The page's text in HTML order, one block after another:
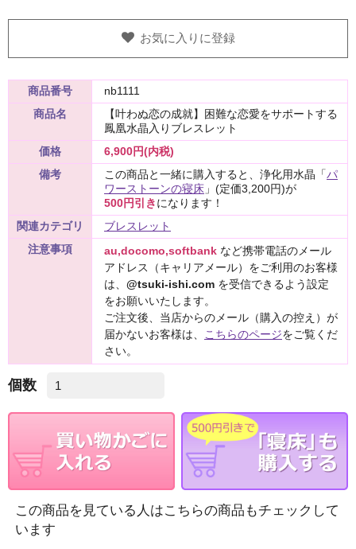
お気に入りに登録
商品番号
nb1111
商品名
【叶わぬ恋の成就】困難な恋愛をサポートする
鳳凰水晶入りブレスレット
価格
6,900円(内税)
備考
この商品と一緒に購入すると、浄化用水晶「パ
ワーストーンの寝床 」(定価3,200円)が
500円引き になります！
関連カテゴリ
ブレスレット
注意事項
au,docomo,softbank など携帯電話のメール
アドレス（キャリアメール）をご利用のお客様
は、 @tsuki-ishi.com を受信できるよう設定
をお願いいたします。
ご注文後、当店からのメール（購入の控え）が
届かないお客様は、
こちらのページをご覧くだ
さい。
個数
この商品を見ている人はこちらの商品もチェックして
います